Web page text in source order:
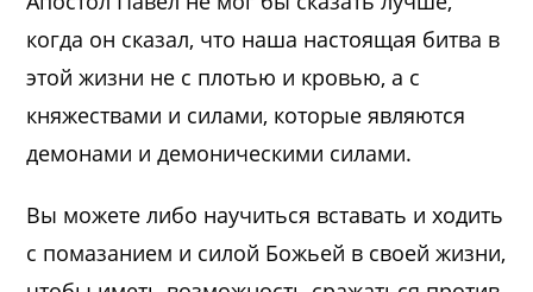
когда он сказал, что наша настоящая битва в
этой жизни не с плотью и кровью, а с
княжествами и силами, которые являются
демонами и демоническими силами.
Вы можете либо научиться вставать и ходить
с помазанием и силой Божьей в своей жизни,